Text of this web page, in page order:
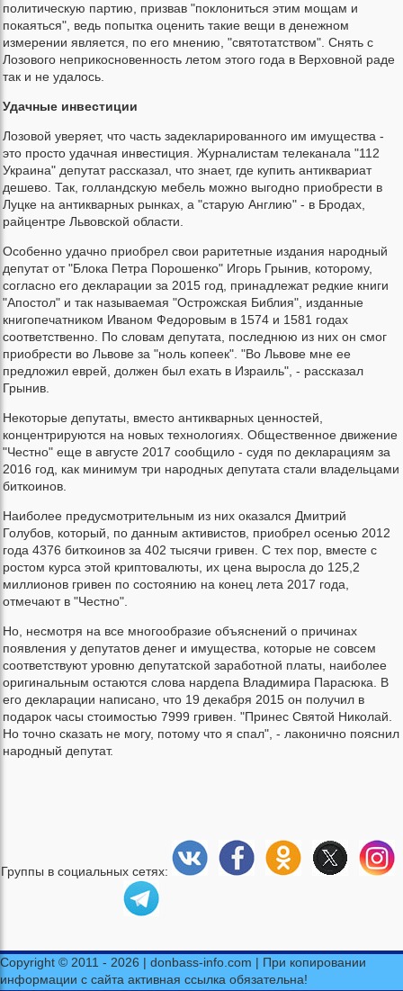
политическую партию, призвав "поклониться этим мощам и
покаяться", ведь попытка оценить такие вещи в денежном
измерении является, по его мнению, "святотатством". Снять с
Лозового неприкосновенность летом этого года в Верховной раде
так и не удалось.
Удачные инвестиции
Лозовой уверяет, что часть задекларированного им имущества -
это просто удачная инвестиция. Журналистам телеканала "112
Украина" депутат рассказал, что знает, где купить антиквариат
дешево. Так, голландскую мебель можно выгодно приобрести в
Луцке на антикварных рынках, а "старую Англию" - в Бродах,
райцентре Львовской области.
Особенно удачно приобрел свои раритетные издания народный
депутат от "Блока Петра Порошенко" Игорь Грынив, которому,
согласно его декларации за 2015 год, принадлежат редкие книги
"Апостол" и так называемая "Острожская Библия", изданные
книгопечатником Иваном Федоровым в 1574 и 1581 годах
соответственно. По словам депутата, последнюю из них он смог
приобрести во Львове за "ноль копеек". "Во Львове мне ее
предложил еврей, должен был ехать в Израиль", - рассказал
Грынив.
Некоторые депутаты, вместо антикварных ценностей,
концентрируются на новых технологиях. Общественное движение
"Честно" еще в августе 2017 сообщило - судя по декларациям за
2016 год, как минимум три народных депутата стали владельцами
биткоинов.
Наиболее предусмотрительным из них оказался Дмитрий
Голубов, который, по данным активистов, приобрел осенью 2012
года 4376 биткоинов за 402 тысячи гривен. С тех пор, вместе с
ростом курса этой криптовалюты, их цена выросла до 125,2
миллионов гривен по состоянию на конец лета 2017 года,
отмечают в "Честно".
Но, несмотря на все многообразие объяснений о причинах
появления у депутатов денег и имущества, которые не совсем
соответствуют уровню депутатской заработной платы, наиболее
оригинальным остаются слова нардепа Владимира Парасюка. В
его декларации написано, что 19 декабря 2015 он получил в
подарок часы стоимостью 7999 гривен. "Принес Святой Николай.
Но точно сказать не могу, потому что я спал", - лаконично пояснил
народный депутат.
Группы в социальных сетях:
Copyright © 2011 - 2026 | donbass-info.com | При копировании
информации с сайта активная ссылка обязательна!